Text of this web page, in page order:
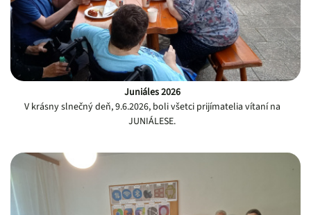
Juniáles 2026
V krásny slnečný deň, 9.6.2026, boli všetci prijímatelia vítaní na
JUNIÁLESE.